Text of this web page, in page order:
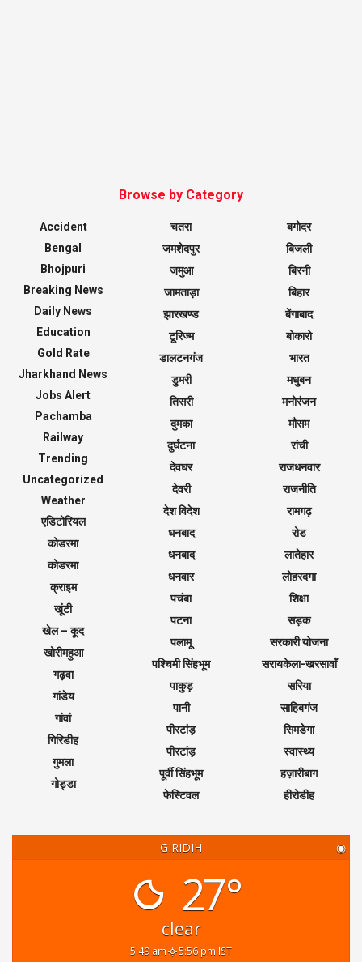
Browse by Category
Accident
Bengal
Bhojpuri
Breaking News
Daily News
Education
Gold Rate
Jharkhand News
Jobs Alert
Pachamba
Railway
Trending
Uncategorized
Weather
एडिटोरियल
कोडरमा
कोडरमा
क्राइम
खूंटी
खेल – कूद
खोरीमहुआ
गढ़वा
गांडेय
गांवां
गिरिडीह
गुमला
गोड्डा
चतरा
जमशेदपुर
जमुआ
जामताड़ा
झारखण्ड
टूरिज्म
डालटनगंज
डुमरी
तिसरी
दुमका
दुर्घटना
देवघर
देवरी
देश विदेश
धनबाद
धनबाद
धनवार
पचंबा
पटना
पलामू
पश्चिमी सिंहभूम
पाकुड़
पानी
पीरटांड़
पीरटांड़
पूर्वी सिंहभूम
फेस्टिवल
बगोदर
बिजली
बिरनी
बिहार
बेंगाबाद
बोकारो
भारत
मधुबन
मनोरंजन
मौसम
रांची
राजधनवार
राजनीति
रामगढ़
रोड
लातेहार
लोहरदगा
शिक्षा
सड़क
सरकारी योजना
सरायकेला-खरसावाँ
सरिया
साहिबगंज
सिमडेगा
स्वास्थ्य
हज़ारीबाग
हीरोडीह
GIRIDIH ◉
27°
clear
5:49 am 5:56 pm IST